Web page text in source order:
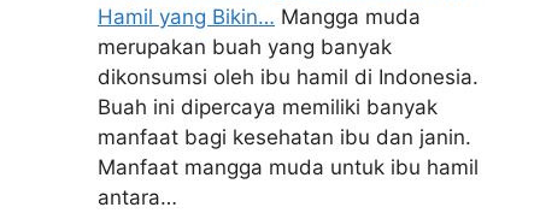
Hamil yang Bikin… Mangga muda
merupakan buah yang banyak
dikonsumsi oleh ibu hamil di Indonesia.
Buah ini dipercaya memiliki banyak
manfaat bagi kesehatan ibu dan janin.
Manfaat mangga muda untuk ibu hamil
antara…